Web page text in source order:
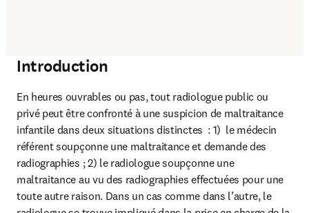
Introduction
En heures ouvrables ou pas, tout radiologue public ou
privé peut être confronté à une suspicion de maltraitance
infantile dans deux situations distinctes  : 1)  le médecin
référent soupçonne une maltraitance et demande des
radiographies ; 2) le radiologue soupçonne une
maltraitance au vu des radiographies effectuées pour une
toute autre raison. Dans un cas comme dans l’autre, le